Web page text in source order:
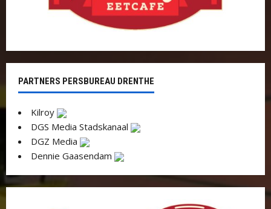
PARTNERS PERSBUREAU DRENTHE
Kilroy
DGS Media Stadskanaal
DGZ Media
Dennie Gaasendam